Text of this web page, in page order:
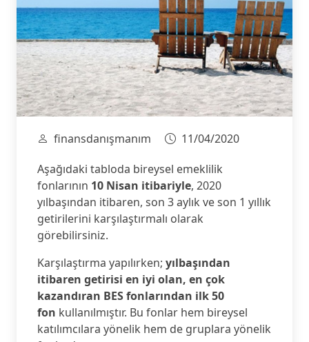
finansdanışmanım
11/04/2020
Aşağıdaki tabloda bireysel emeklilik
fonlarının 10 Nisan itibariyle, 2020
yılbaşından itibaren, son 3 aylık ve son 1 yıllık
getirilerini karşılaştırmalı olarak
görebilirsiniz.
Karşılaştırma yapılırken; yılbaşından
itibaren getirisi en iyi olan, en çok
kazandıran BES fonlarından ilk 50
fon kullanılmıştır. Bu fonlar hem bireysel
katılımcılara yönelik hem de gruplara yönelik